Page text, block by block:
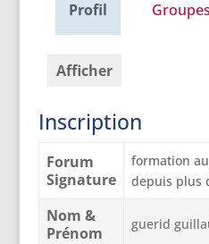
Profil Groupes
Afficher
Inscription
Forum
Signature
formation
depuis plus
Nom &
Prénom
guerid